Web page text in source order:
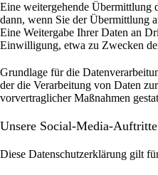
Eine weitergehende Übermittlung
dann, wenn Sie der Übermittlung
Eine Weitergabe Ihrer Daten an
Einwilligung, etwa zu Zwecken
Grundlage für die
der die Verarbeitung von Daten
vorvertraglicher Maßnahmen
Unsere Social-Media-Auftritte
Diese Datenschutzerklärung gilt